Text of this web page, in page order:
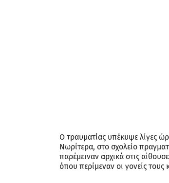
Ο τραυματίας υπέκυψε λίγες
Νωρίτερα, στο σχολείο
παρέμειναν αρχικά στις
όπου περίμεναν οι γονείς τους